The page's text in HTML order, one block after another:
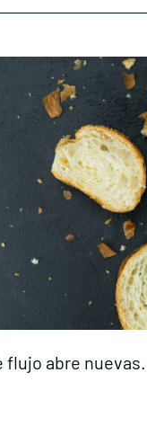
abre nuevas...